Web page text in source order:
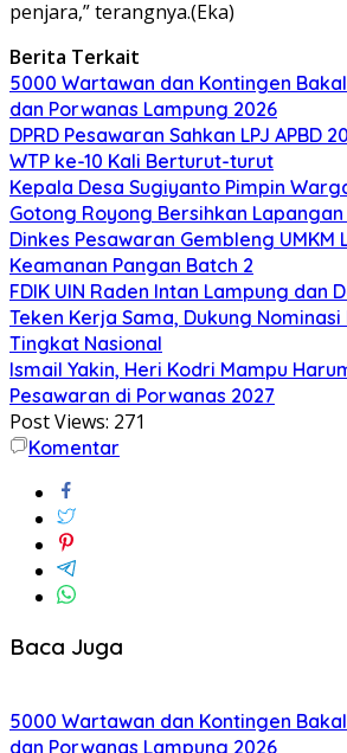
penjara,” terangnya.(Eka)
Berita Terkait
5000 Wartawan dan Kontingen
dan Porwanas Lampung 2026
DPRD Pesawaran Sahkan LPJ APBD
WTP ke-10 Kali Berturut-turut
Kepala Desa Sugiyanto Pimpin
Gotong Royong Bersihkan
Dinkes Pesawaran Gembleng UMKM
Keamanan Pangan Batch 2
FDIK UIN Raden Intan Lampung dan
Teken Kerja Sama, Dukung Nominasi
Tingkat Nasional
Ismail Yakin, Heri Kodri Mampu
Pesawaran di Porwanas 2027
Post Views: 271
Komentar
Baca Juga
5000 Wartawan dan Kontingen
dan Porwanas Lampung 2026